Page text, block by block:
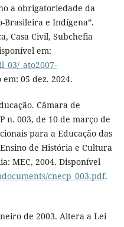
a obrigatoriedade da
Brasileira e Indígena”.
Casa Civil, Subchefia
em:
_ato2007-
em: 05 dez. 2024.
Câmara de
n. 003, de 10 de março de
para a Educação das
de História e Cultura
MEC, 2004. Disponível
cnecp_003.pdf.
de 2003. Altera a Lei